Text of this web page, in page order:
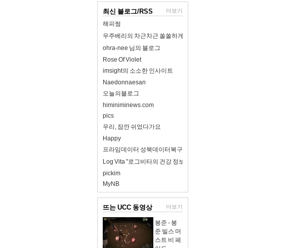
최신 블로그/RSS 더보기
해피썸
우주베리의 차근차근 쏠쏠하게
ohra-nee 님의 블로그
Rose Of Violet
imsight의 소소한 인사이트
Naedonnaesan
오늘의블로그
himiniminews.com
pics
우리, 잠깐 쉬었다가요
Happy
프라임데이터 성북데이터복구
Log Vita "로그비타의 건강 정보 완전 정리"
pickim
MyNB
뜨는 UCC 동영상 더보기
봉준 - 봉
준 빌스 머
스트 비 페